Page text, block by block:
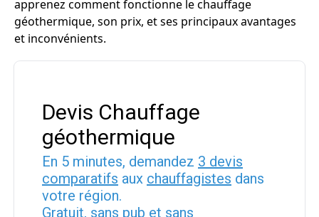
apprenez comment fonctionne le chauffage
géothermique, son prix, et ses principaux avantages
et inconvénients.
Devis Chauffage
géothermique
En 5 minutes, demandez 3 devis
comparatifs aux chauffagistes dans
votre région.
Gratuit, sans pub et sans